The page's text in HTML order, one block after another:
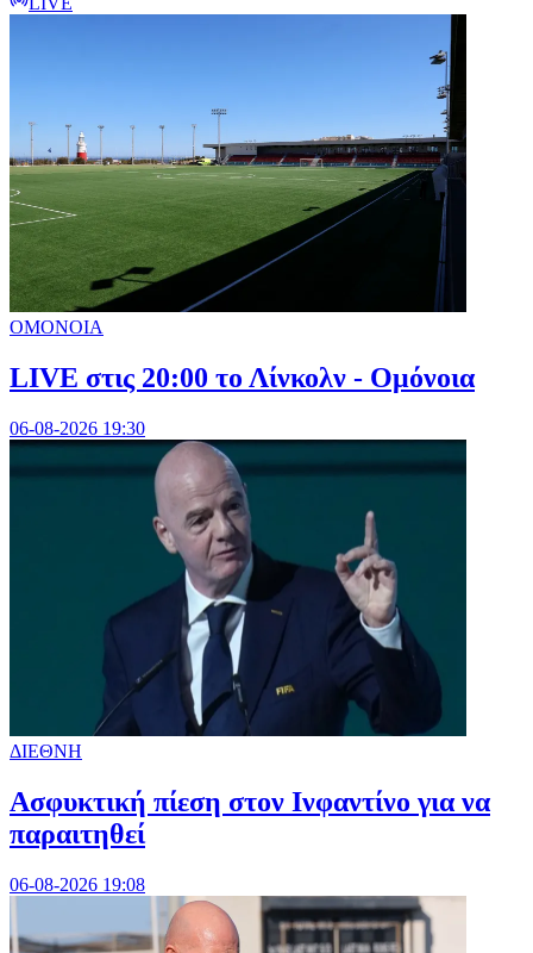
ΟΜΟΝΟΙΑ
LIVE στις 20:00 το Λίνκολν - Ομόνοια
06-08-2026 19:30
ΔΙΕΘΝΗ
Ασφυκτική πίεση στον Ινφαντίνο για να
παραιτηθεί
06-08-2026 19:08